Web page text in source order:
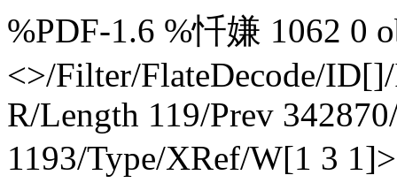
%PDF-1.6 %忏嫌 1062 0
<>/Filter/FlateDecode/ID[
R/Length 119/Prev
1193/Type/XRef/W[1 3